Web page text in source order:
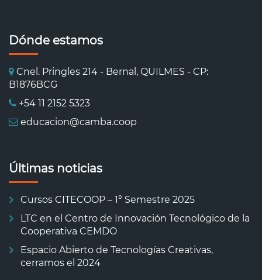
Dónde estamos
Cnel. Pringles 214 - Bernal, QUILMES - CP:
B1876BCG
+54 11 2152 5323
educacion@camba.coop
Últimas noticias
Cursos CITECOOP – 1° Semestre 2025
LTC en el Centro de Innovación Tecnológico de la
Cooperativa CEMDO
Espacio Abierto de Tecnologías Creativas,
cerramos el 2024